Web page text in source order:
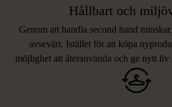
Hållbart och
Genom att handla second hand
avsevärt. Istället för att köpa
möjlighet att återanvända och ge nytt